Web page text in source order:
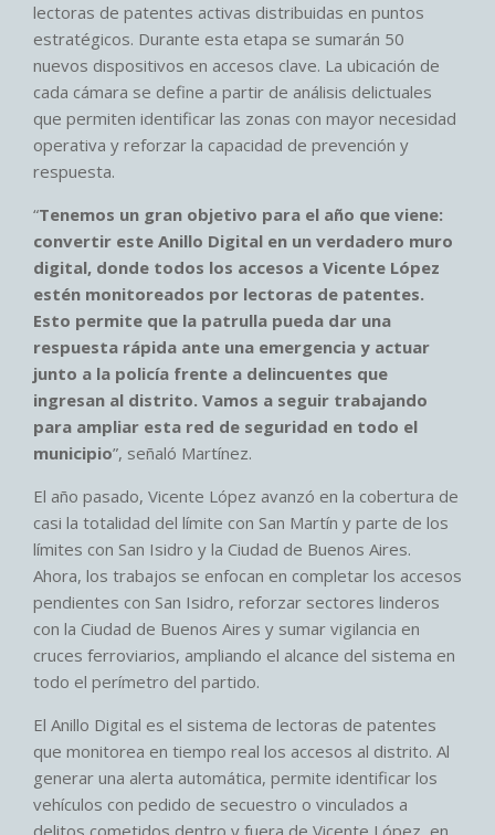
lectoras de patentes activas distribuidas en puntos
estratégicos. Durante esta etapa se sumarán 50
nuevos dispositivos en accesos clave. La ubicación de
cada cámara se define a partir de análisis delictuales
que permiten identificar las zonas con mayor necesidad
operativa y reforzar la capacidad de prevención y
respuesta.
“Tenemos un gran objetivo para el año que viene:
convertir este Anillo Digital en un verdadero muro
digital, donde todos los accesos a Vicente López
estén monitoreados por lectoras de patentes.
Esto permite que la patrulla pueda dar una
respuesta rápida ante una emergencia y actuar
junto a la policía frente a delincuentes que
ingresan al distrito. Vamos a seguir trabajando
para ampliar esta red de seguridad en todo el
municipio”, señaló Martínez.
El año pasado, Vicente López avanzó en la cobertura de
casi la totalidad del límite con San Martín y parte de los
límites con San Isidro y la Ciudad de Buenos Aires.
Ahora, los trabajos se enfocan en completar los accesos
pendientes con San Isidro, reforzar sectores linderos
con la Ciudad de Buenos Aires y sumar vigilancia en
cruces ferroviarios, ampliando el alcance del sistema en
todo el perímetro del partido.
El Anillo Digital es el sistema de lectoras de patentes
que monitorea en tiempo real los accesos al distrito. Al
generar una alerta automática, permite identificar los
vehículos con pedido de secuestro o vinculados a